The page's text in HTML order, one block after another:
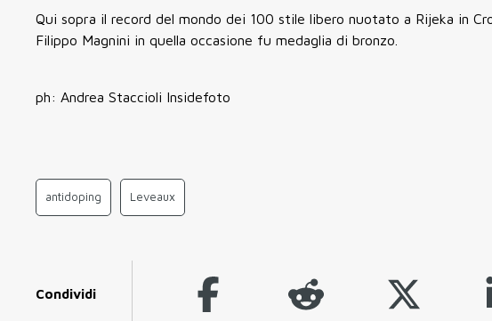
Qui sopra il record del mondo dei 100 stile libero nuotato a Rijeka in
Filippo Magnini in quella occasione fu medaglia di bronzo.
ph: Andrea Staccioli Insidefoto
antidoping Leveaux
Condividi